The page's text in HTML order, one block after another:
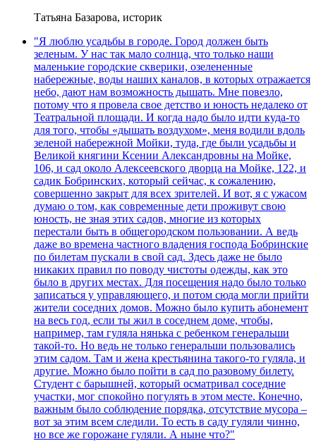
Татьяна Базарова, историк
"Я люблю усадьбы в городе. Город должен быть
зеленым. У нас так мало солнца, что только наши
маленькие городские скверики, озелененные
набережные, воды наших каналов, в которых отражается
небо, дают нам возможность дышать. Мне повезло,
потому что я провела свое детство и юность недалеко от
Театральной площади. И когда надо было идти куда-то
для того, чтобы «дышать воздухом», меня водили вдоль
зеленой набережной Мойки, туда, где были усадьбы и
Великой княгини Ксении Александровны на Мойке,
106, и сад около Алексеевского дворца на Мойке, 122, и
садик Бобринских, который сейчас, к сожалению,
совершенно закрыт для всех зрителей. И вот, я с ужасом
думаю о том, как современные дети проживут свою
юность, не зная этих садов, многие из которых
перестали быть в общегородском пользовании. А ведь
даже во времена частного владения господа Бобринские
по билетам пускали в свой сад. Здесь даже не было
никаких правил по поводу чистоты одежды, как это
было в других местах. Для посещения надо было только
записаться у управляющего, и потом сюда могли прийти
жители соседних домов. Можно было купить абонемент
на весь год, если ты жил в соседнем доме, чтобы,
например, там гуляла нянька с ребенком генеральши
такой-то. Но ведь не только генеральши пользовались
этим садом. Там и жена крестьянина такого-то гуляла, и
другие. Можно было пойти в сад по разовому билету.
Студент с барышней, который осматривал соседние
участки, мог спокойно погулять в этом месте. Конечно,
важным было соблюдение порядка, отсутствие мусора –
вот за этим всем следили. То есть в саду гуляли чинно,
но все же горожане гуляли. А ныне что?"